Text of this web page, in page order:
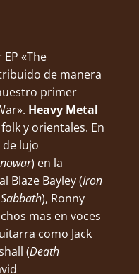
«The
de manera
primer
Heavy Metal
y orientales. En
lujo
) en la
Blaze Bayley (Iron
), Ronny
mas en voces
como Jack
(Death